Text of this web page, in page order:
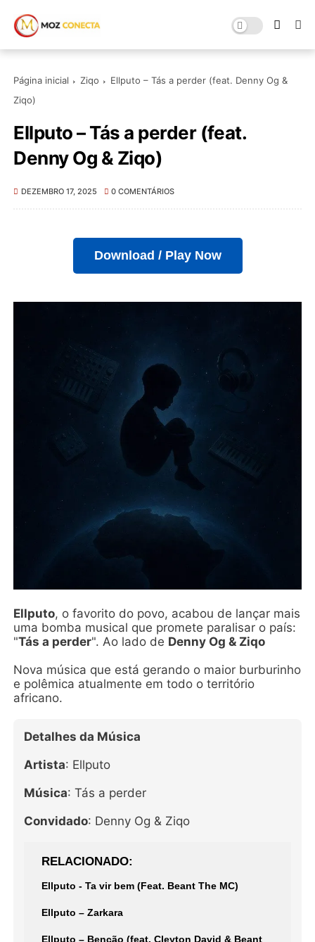
Página inicial Ziqo
Ellputo – Tás a perder (feat. Denny Og &
Ziqo)
Ellputo – Tás a perder (feat.
Denny Og & Ziqo)
DEZEMBRO 17, 2025 0 COMENTÁRIOS
Download / Play Now
Ellputo, o favorito do povo, acabou de lançar mais
uma bomba musical que promete paralisar o país:
"Tás a perder". Ao lado de Denny Og & Ziqo
Nova música que está gerando o maior burburinho
e polêmica atualmente em todo o território
africano.
Detalhes da Música
Artista: Ellputo
Música: Tás a perder
Convidado: Denny Og & Ziqo
RELACIONADO
Ellputo - Ta vir bem (Feat. Beant The MC)
Ellputo – Zarkara
Ellputo – Benção (feat. Cleyton David & Beant